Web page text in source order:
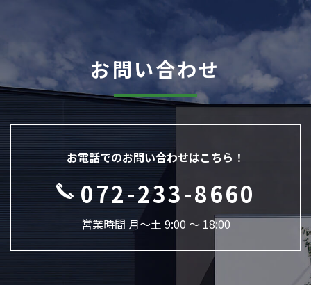
お問い合わせ
お電話でのお問い合わせはこちら！
072-233-8660
営業時間 月〜土 9:00 ～ 18:00